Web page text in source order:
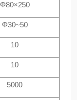
Φ80×250
Φ30~50
10
10
5000